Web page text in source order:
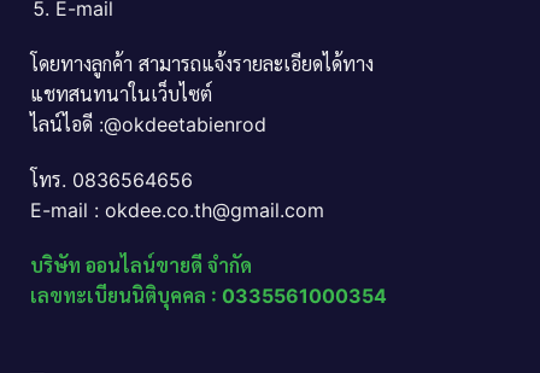
E-mail
โดยทางลูกค้า สามารถแจ้งรายละเอียดได้ทาง
แชทสนทนาในเว็บไซต์
ไลน์ไอดี :@okdeetabienrod
โทร. 0836564656
E-mail : okdee.co.th@gmail.com
บริษัท ออนไลน์ขายดี จำกัด
เลขทะเบียนนิติบุคคล : 0335561000354